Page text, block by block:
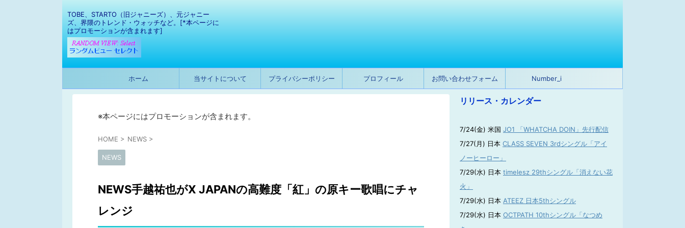
TOBE、STARTO（旧ジャニーズ）、元ジャニー
ズ、界隈のトレンド・ウォッチなど。[*本ページに
はプロモーションが含まれます]
ホーム 当サイトについて プライバシーポリシー プロフィール お問い合わせフォーム Number_i
※本ページにはプロモーションが含まれます。
HOME > NEWS >
NEWS
NEWS手越祐也がX JAPANの高難度「紅」の原キー歌唱にチャ
レンジ
リリース・カレンダー
7/24(金) 米国 JO1 「WHATCHA DOIN」先行配信
7/27(月) 日本 CLASS SEVEN 3rdシングル「アイ
ノーヒーロー」
7/29(水) 日本 timelesz 29thシングル「消えない花
火」
7/29(水) 日本 ATEEZ 日本5thシングル
7/29(水) 日本 OCTPATH 10thシングル「なつめ